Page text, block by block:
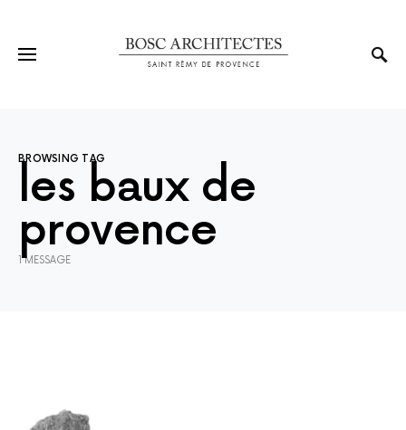
BROWSING TAG
les baux de
provence
1 MESSAGE